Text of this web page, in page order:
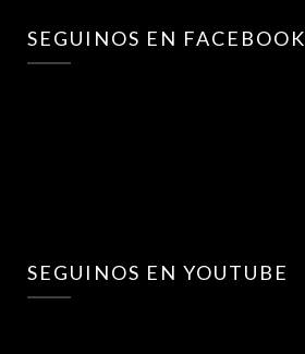
SEGUINOS EN FACEBOOK
SEGUINOS EN YOUTUBE